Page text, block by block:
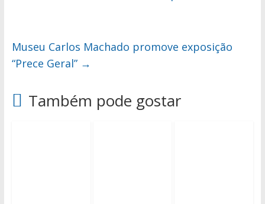
Museu Carlos Machado promove exposição
“Prece Geral” →
Também pode gostar